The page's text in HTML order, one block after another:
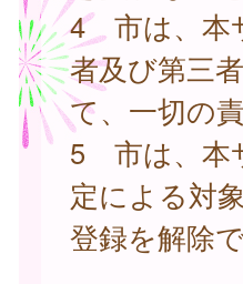
4 市は、本
者及び第三
て、一切の
5 市は、本
定による対
登録を解除